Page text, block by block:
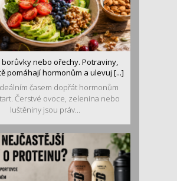
borůvky nebo ořechy. Potraviny,
pomáhají hormonům a ulevuj [...]
časem dopřát hormonům
Čerstvé ovoce, zelenina nebo
luštěniny jsou práv...